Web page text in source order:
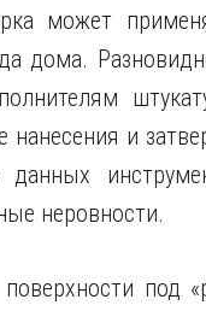
может
дома.
нанесения и
неровности.
поверхности под